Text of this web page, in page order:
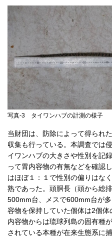
写真-3 タイワンハブの計測の様子
当財団は、防除によって得られ
収集も行っている。本調査では
イワンハブの大きさや性別を記
って胃内容物の有無などを確認
はほぼ１：１で性別の偏りはな
熟であった。頭胴長（頭から総
500mm台、メスで600mm台が
容物を保持していた個体は2個
内容物からは琉球列島の固有種
されている本種が在来生態系に